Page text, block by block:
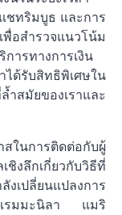
ชทริมบูธ และการ
อสำรวจแนวโน้ม
ารทางการเงิน
ด้รับสิทธิพิเศษใน
ำสมัยของเราและ
ในการติดต่อกับผู้
ชิงลึกเกี่ยวกับวิธีที่
งเปลี่ยนแปลงการ
แรมมะนิลา แมริ